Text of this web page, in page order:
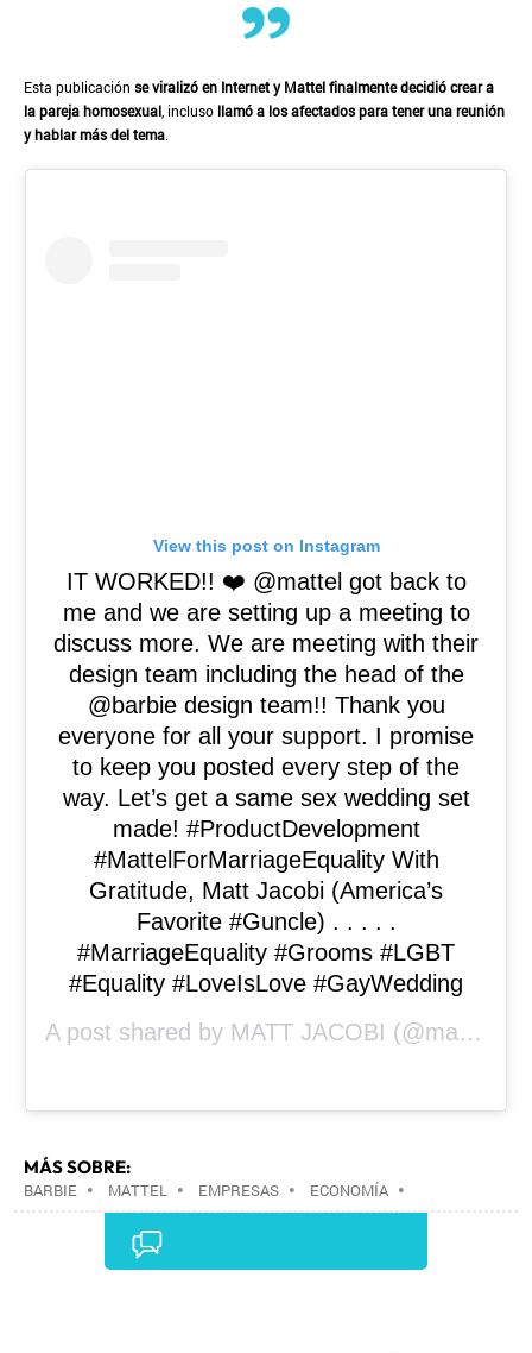
Esta publicación se viralizó en Internet y Mattel finalmente decidió crear a
la pareja homosexual , incluso llamó a los afectados para tener una reunión
y hablar más del tema.
View this post on Instagram
IT WORKED!! ❤️ @mattel got back to
me and we are setting up a meeting to
discuss more. We are meeting with their
design team including the head of the
@barbie design team!! Thank you
everyone for all your support. I promise
to keep you posted every step of the
way. Let’s get a same sex wedding set
made! #ProductDevelopment
#MattelForMarriageEquality With
Gratitude, Matt Jacobi (America’s
Favorite #Guncle) . . . . .
#MarriageEquality #Grooms #LGBT
#Equality #LoveIsLove #GayWedding
A post shared by MATT JACOBI (@mattjacobi) on
MÁS SOBRE:
BARBIE • MATTEL • EMPRESAS • ECONOMÍA •